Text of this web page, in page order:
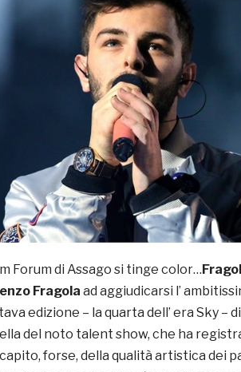
Forum di Assago si tinge color…
Fragola ad aggiudicarsi l’
edizione – la quarta dell’ era Sky – di
del noto talent show, che ha
forse, della qualità artistica dei